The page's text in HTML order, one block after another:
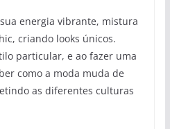
energia vibrante, mistura
criando looks únicos.
particular, e ao fazer uma
como a moda muda de
as diferentes culturas